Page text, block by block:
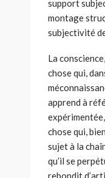
support
montage
subjectivité
La
chose qui,
apprend à
chose qui,
sujet à la
qu’il se
rebondit